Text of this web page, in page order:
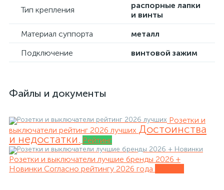
Тип крепления
распорные лапки
и винты
Материал суппорта
металл
Подключение
винтовой зажим
Файлы и документы
Розетки и
выключатели рейтинг 2026 лучших Достоинства
и недостатки. Рейтинг
Розетки и выключатели лучшие бренды 2026 +
Новинки Согласно рейтингу 2026 года